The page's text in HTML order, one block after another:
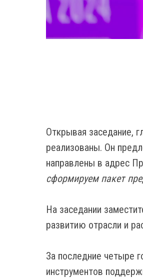
Открывая заседание,
реализованы. Он
направлены в адрес
сформируем пакет
На заседании
развитию отрасли и
За последние четыре
инструментов